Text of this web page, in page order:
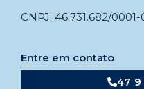
CNPJ: 46.731.682/0001-
Entre em contato
47